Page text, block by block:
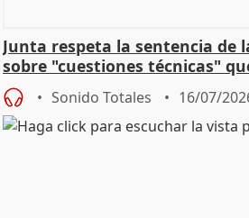
Junta respeta la sentencia de
sobre "cuestiones técnicas"
const
Sonido Totales 16/07/